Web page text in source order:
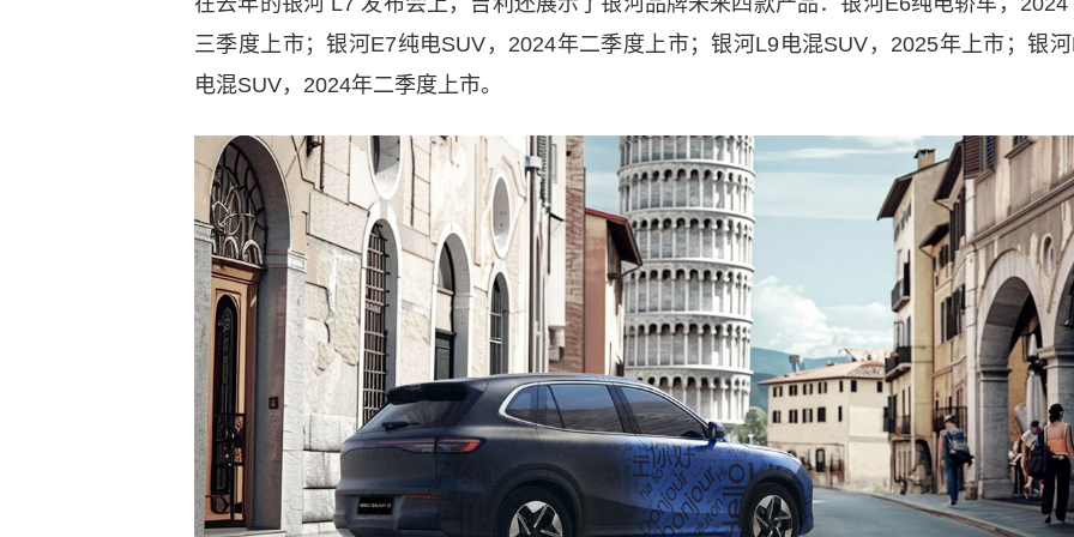
三季度上市；银河E7纯电SUV，2024年二季度上市；银河L9电混SUV，2025年上市；银
电混SUV，2024年二季度上市。